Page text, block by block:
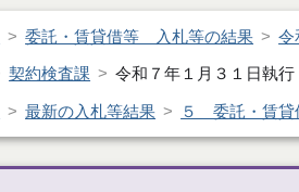
委託・賃貸借等 入札等の結果 令
契約検査課 令和７年１月３１日執
最新の入札等結果 ５ 委託・賃貸